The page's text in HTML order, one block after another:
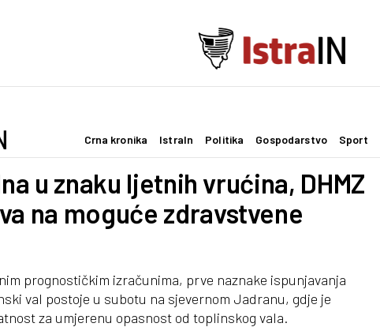
Crna kronika IstraIn Politika Gospodarstvo Sport
u znaku ljetnih vrućina, DHMZ
na moguće zdravstvene
prognostičkim izračunima, prve naznake ispunjavanja
val postoje u subotu na sjevernom Jadranu, gdje je
za umjerenu opasnost od toplinskog vala.